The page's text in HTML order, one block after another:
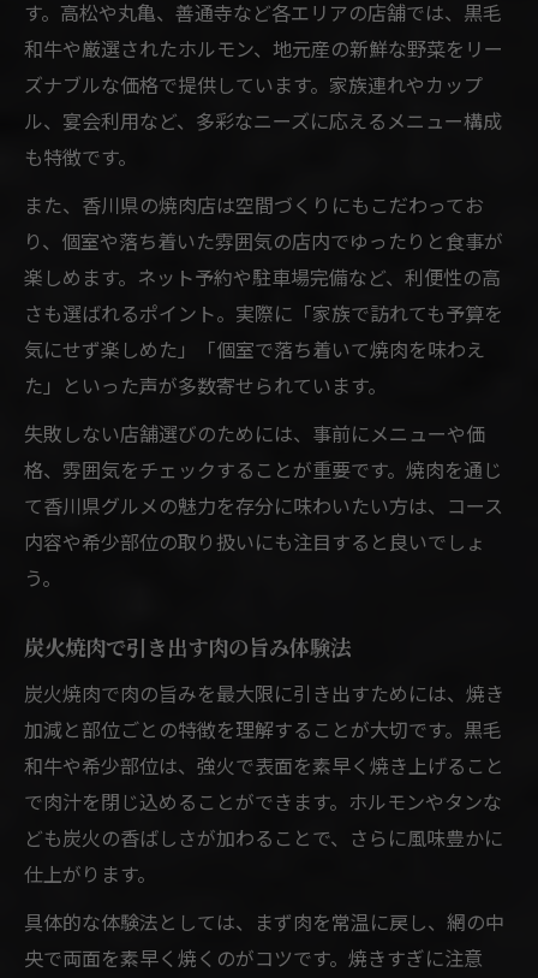
宴会向け焼肉店の選び方と楽しみ方
焼肉を囲むデートの雰囲気作りの工夫
炭火焼肉で盛り上がる宴会の秘訣
す。高松や丸亀、善通寺など各エリアの店舗では、黒毛
和牛や厳選されたホルモン、地元産の新鮮な野菜をリー
ズナブルな価格で提供しています。家族連れやカップ
ル、宴会利用など、多彩なニーズに応えるメニュー構成
も特徴です。
また、香川県の焼肉店は空間づくりにもこだわってお
り、個室や落ち着いた雰囲気の店内でゆったりと食事が
楽しめます。ネット予約や駐車場完備など、利便性の高
さも選ばれるポイント。実際に「家族で訪れても予算を
気にせず楽しめた」「個室で落ち着いて焼肉を味わえ
た」といった声が多数寄せられています。
失敗しない店舗選びのためには、事前にメニューや価
格、雰囲気をチェックすることが重要です。焼肉を通じ
て香川県グルメの魅力を存分に味わいたい方は、コース
内容や希少部位の取り扱いにも注目すると良いでしょ
う。
炭火焼肉で引き出す肉の旨み体験法
炭火焼肉で肉の旨みを最大限に引き出すためには、焼き
加減と部位ごとの特徴を理解することが大切です。黒毛
和牛や希少部位は、強火で表面を素早く焼き上げること
で肉汁を閉じ込めることができます。ホルモンやタンな
ども炭火の香ばしさが加わることで、さらに風味豊かに
仕上がります。
具体的な体験法としては、まず肉を常温に戻し、網の中
央で両面を素早く焼くのがコツです。焼きすぎに注意